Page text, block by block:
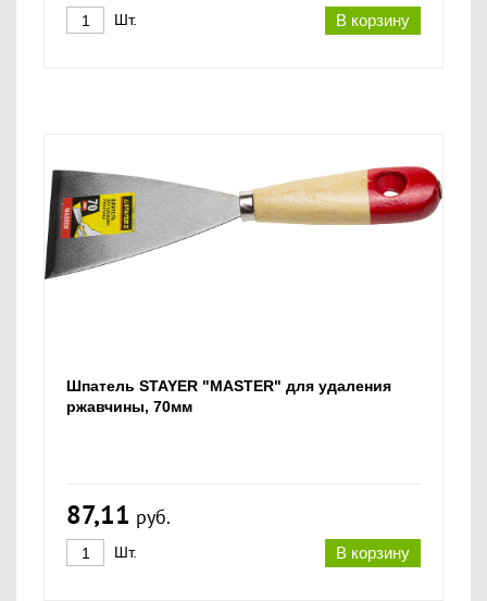
В корзину
Шт.
Шпатель STAYER "MASTER" для удаления
ржавчины, 70мм
87,11 руб.
В корзину
Шт.